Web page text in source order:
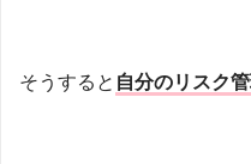
そうすると 自分のリスク